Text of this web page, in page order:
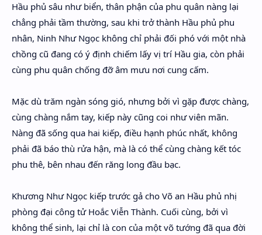
Hầu phủ sâu như biển, thân phận của phu quân nàng lại
chẳng phải tầm thường, sau khi trở thành Hầu phủ phu
nhân, Ninh Như Ngọc không chỉ phải đối phó với một nhà
chồng cũ đang có ý định chiếm lấy vị trí Hầu gia, còn phải
cùng phu quân chống đỡ âm mưu nơi cung cấm.
Mặc dù trăm ngàn sóng gió, nhưng bởi vì gặp được chàng,
cùng chàng nắm tay, kiếp này cũng coi như viên mãn.
Nàng đã sống qua hai kiếp, điều hạnh phúc nhất, không
phải đã báo thù rửa hận, mà là có thể cùng chàng kết tóc
phu thê, bên nhau đến răng long đầu bạc.
Khương Như Ngọc kiếp trước gả cho Võ an Hầu phủ nhị
phòng đại công tử Hoắc Viễn Thành. Cuối cùng, bởi vì
không thể sinh, lại chỉ là con của một võ tướng đã qua đời